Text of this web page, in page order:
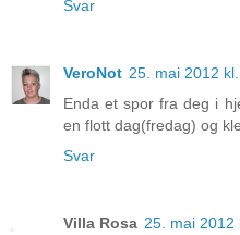
Svar
VeroNot 25. mai 2012
Enda et spor fra deg i
en flott dag(fredag) og
Svar
Villa Rosa 25. mai 2012